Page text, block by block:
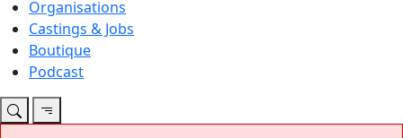
Organisations
Castings & Jobs
Boutique
Podcast